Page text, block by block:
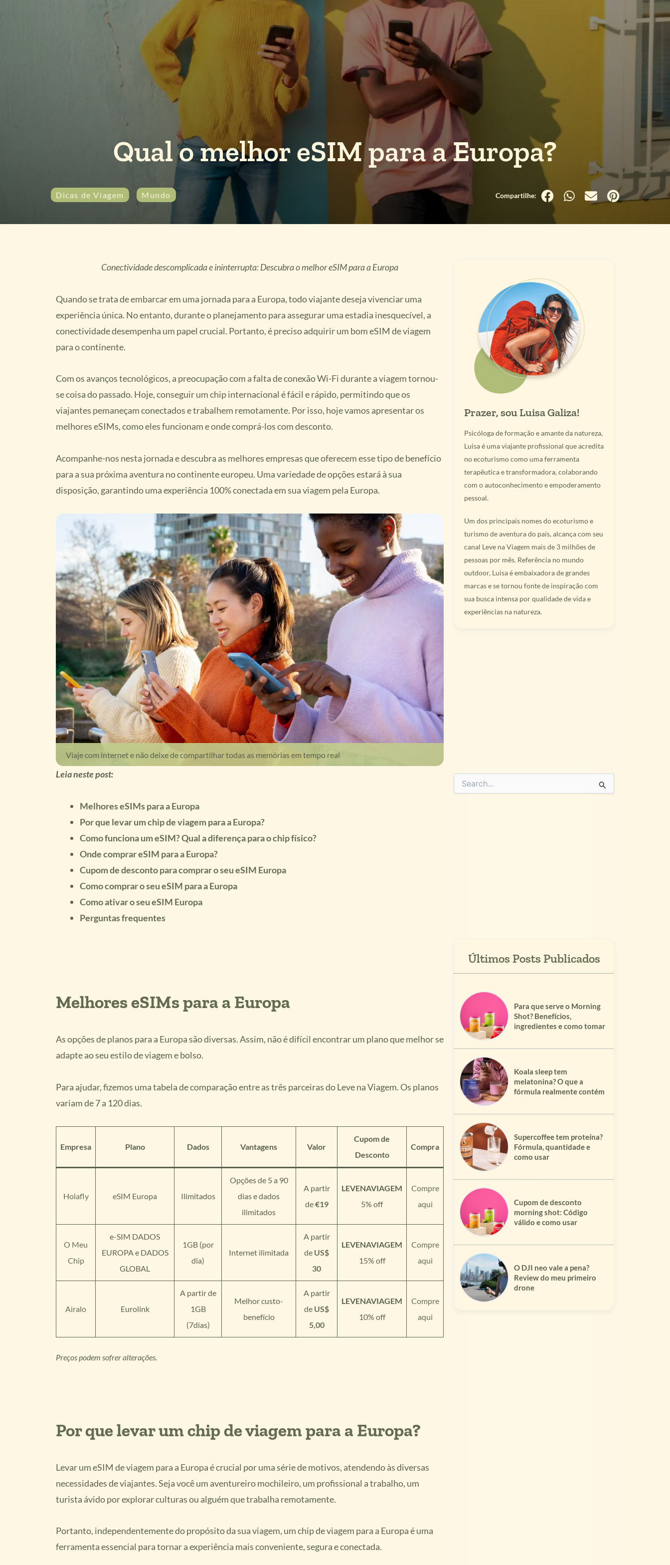
Qual o melhor eSIM para a Europa?
Dicas de Viagem Mundo
Conectividade descomplicada e ininterrupta: Descubra o melhor eSIM para a Europa
Quando se trata de embarcar em uma jornada para a Europa, todo viajante deseja vivenciar uma
experiência única. No entanto, durante o planejamento para assegurar uma estadia inesquecível, a
conectividade desempenha um papel crucial. Portanto, é preciso adquirir um bom eSIM de viagem
para o continente.
Com os avanços tecnológicos, a preocupação com a falta de conexão Wi-Fi durante a viagem tornou-
se coisa do passado. Hoje, conseguir um chip internacional é fácil e rápido, permitindo que os
viajantes pemaneçam conectados e trabalhem remotamente. Por isso, hoje vamos apresentar os
melhores eSIMs, como eles funcionam e onde comprá-los com desconto.
Acompanhe-nos nesta jornada e descubra as melhores empresas que oferecem esse tipo de benefício
para a sua próxima aventura no continente europeu. Uma variedade de opções estará à sua
disposição, garantindo uma experiência 100% conectada em sua viagem pela Europa.
Viaje com internet e não deixe de compartilhar todas as memórias em tempo real
Leia neste post:
Melhores eSIMs para a Europa
Por que levar um chip de viagem para a Europa?
Como funciona um eSIM? Qual a diferença para o chip físico?
Onde comprar eSIM para a Europa?
Cupom de desconto para comprar o seu eSIM Europa
Como comprar o seu eSIM para a Europa
Como ativar o seu eSIM Europa
Perguntas frequentes
Melhores eSIMs para a Europa
As opções de planos para a Europa são diversas. Assim, não é difícil encontrar um plano que melhor se
adapte ao seu estilo de viagem e bolso.
Para ajudar, fizemos uma tabela de comparação entre as três parceiras do Leve na Viagem. Os planos
variam de 7 a 120 dias.
Empresa Plano Dados Vantagens Valor
Cupom de
Desconto
Compra
Holafly eSIM Europa Ilimitados
Opções de 5 a 90
dias e dados
ilimitados
A partir
de€19
LEVENAVIAGEM
5% off
Compre
aqui
O Meu
Chip
e-SIM DADOS
EUROPA e DADOS
GLOBAL
1GB (por
dia)
Internet ilimitada
A partir
de US$
30
LEVENAVIAGEM
15% off
Compre
aqui
Airalo Eurolink
A partir de
1GB
(7dias)
Melhor custo-
benefício
A partir
de US$
5,00
LEVENAVIAGEM
10% off
Compre
aqui
Preços podem sofrer alterações.
Por que levar um chip de viagem para a Europa?
Levar um eSIM de viagem para a Europa é crucial por uma série de motivos, atendendo às diversas
necessidades de viajantes. Seja você um aventureiro mochileiro, um profissional a trabalho, um
turista ávido por explorar culturas ou alguém que trabalha remotamente.
Portanto, independentemente do propósito da sua viagem, um chip de viagem para a Europa é uma
ferramenta essencial para tornar a experiência mais conveniente, segura e conectada.
Prazer, sou Luisa Galiza!
Psicóloga de formação e amante da natureza,
Luisa é uma viajante profissional que acredita
no ecoturismo como uma ferramenta
terapêutica e transformadora, colaborando
com o autoconhecimento e empoderamento
pessoal.
Um dos principais nomes do ecoturismo e
turismo de aventura do país, alcança com seu
canal Leve na Viagem mais de 3 milhões de
pessoas por mês. Referência no mundo
outdoor, Luisa é embaixadora de grandes
marcas e se tornou fonte de inspiração com
sua busca intensa por qualidade de vida e
experiências na natureza.
Pesquisar
por:
Para que serve o Morning
Shot? Benefícios,
ingredientes e como tomar
Koala sleep tem
melatonina? O que a
fórmula realmente contém
Supercoffee tem proteína?
Fórmula, quantidade e
como usar
Cupom de desconto
morning shot: Código
válido e como usar
O DJI neo vale a pena?
Review do meu primeiro
drone